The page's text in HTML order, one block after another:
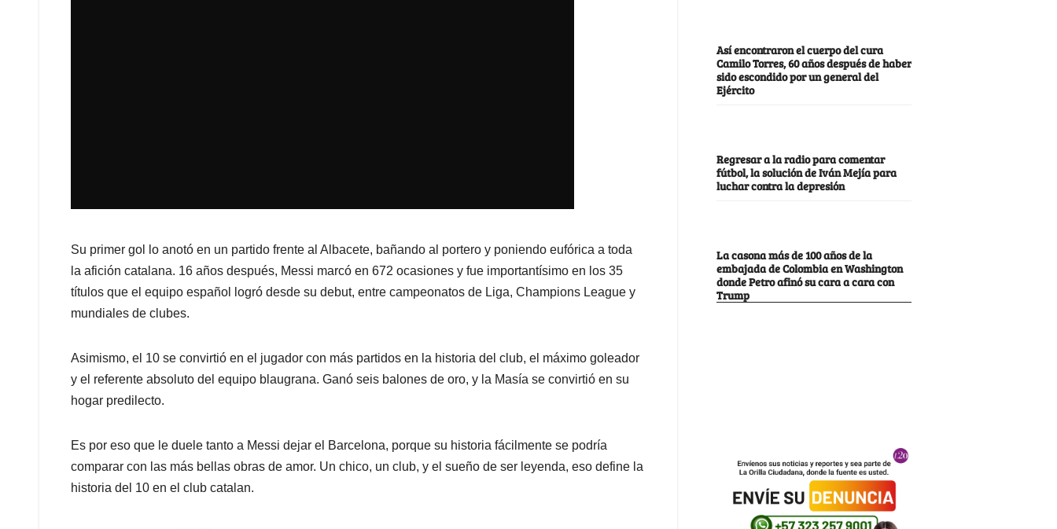
Su primer gol lo anotó en un partido frente al Albacete, bañando al portero y poniendo eufórica a toda
la afición catalana. 16 años después, Messi marcó en 672 ocasiones y fue importantísimo en los 35
títulos que el equipo español logró desde su debut, entre campeonatos de Liga, Champions League y
mundiales de clubes.
Asimismo, el 10 se convirtió en el jugador con más partidos en la historia del club, el máximo goleador
y el referente absoluto del equipo blaugrana. Ganó seis balones de oro, y la Masía se convirtió en su
hogar predilecto.
Es por eso que le duele tanto a Messi dejar el Barcelona, porque su historia fácilmente se podría
comparar con las más bellas obras de amor. Un chico, un club, y el sueño de ser leyenda, eso define la
historia del 10 en el club catalan.
Así encontraron el cuerpo del cura
Camilo Torres, 60 años después de haber
sido escondido por un general del
Ejército
Regresar a la radio para comentar
fútbol, la solución de Iván Mejía para
luchar contra la depresión
La casona más de 100 años de la
embajada de Colombia en Washington
donde Petro afinó su cara a cara con
Trump